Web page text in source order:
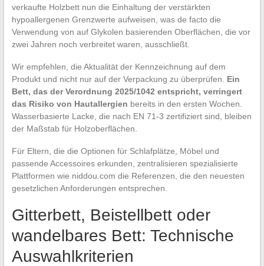
verkaufte Holzbett nun die Einhaltung der verstärkten
hypoallergenen Grenzwerte aufweisen, was de facto die
Verwendung von auf Glykolen basierenden Oberflächen, die vor
zwei Jahren noch verbreitet waren, ausschließt.
Wir empfehlen, die Aktualität der Kennzeichnung auf dem
Produkt und nicht nur auf der Verpackung zu überprüfen. Ein
Bett, das der Verordnung 2025/1042 entspricht, verringert
das Risiko von Hautallergien bereits in den ersten Wochen.
Wasserbasierte Lacke, die nach EN 71-3 zertifiziert sind, bleiben
der Maßstab für Holzoberflächen.
Für Eltern, die die Optionen für Schlafplätze, Möbel und
passende Accessoires erkunden, zentralisieren spezialisierte
Plattformen wie niddou.com die Referenzen, die den neuesten
gesetzlichen Anforderungen entsprechen.
Gitterbett, Beistellbett oder
wandelbares Bett: Technische
Auswahlkriterien